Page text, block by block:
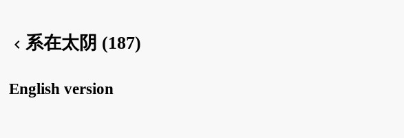
chevron_left 系在太阴 (187)
English version